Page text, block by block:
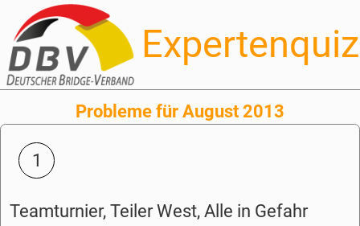
Expertenquiz
Probleme für August 2013
1
Teamturnier, Teiler West, Alle in Gefahr